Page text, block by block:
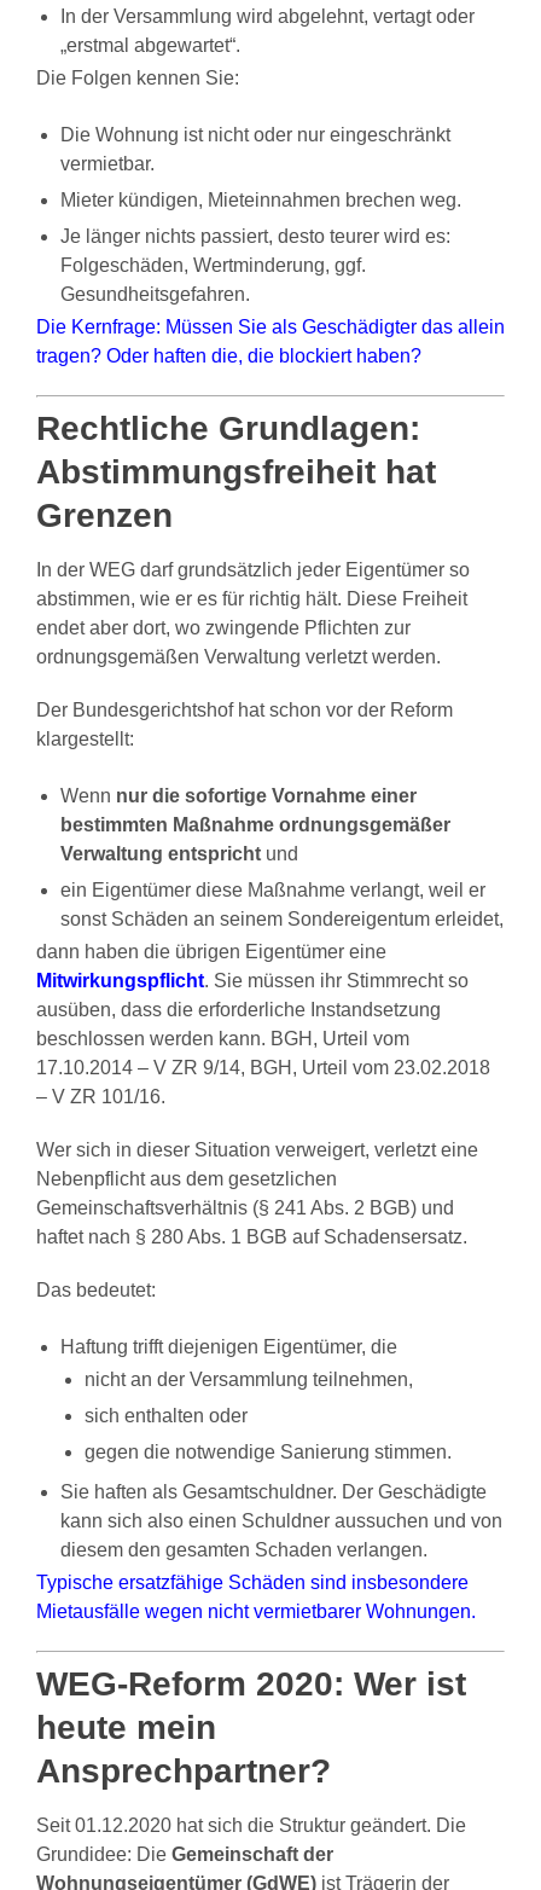
In der Versammlung wird abgelehnt, vertagt oder
„erstmal abgewartet“.
Die Folgen kennen Sie:
Die Wohnung ist nicht oder nur eingeschränkt
vermietbar.
Mieter kündigen, Mieteinnahmen brechen weg.
Je länger nichts passiert, desto teurer wird es:
Folgeschäden, Wertminderung, ggf.
Gesundheitsgefahren.
Die Kernfrage: Müssen Sie als Geschädigter das allein
tragen? Oder haften die, die blockiert haben?
Rechtliche Grundlagen:
Abstimmungsfreiheit hat
Grenzen
In der WEG darf grundsätzlich jeder Eigentümer so
abstimmen, wie er es für richtig hält. Diese Freiheit
endet aber dort, wo zwingende Pflichten zur
ordnungsgemäßen Verwaltung verletzt werden.
Der Bundesgerichtshof hat schon vor der Reform
klargestellt:
Wenn nur die sofortige Vornahme einer
bestimmten Maßnahme ordnungsgemäßer
Verwaltung entspricht und
ein Eigentümer diese Maßnahme verlangt, weil er
sonst Schäden an seinem Sondereigentum erleidet,
dann haben die übrigen Eigentümer eine
Mitwirkungspflicht. Sie müssen ihr Stimmrecht so
ausüben, dass die erforderliche Instandsetzung
beschlossen werden kann. BGH, Urteil vom
17.10.2014 – V ZR 9/14, BGH, Urteil vom 23.02.2018
– V ZR 101/16.
Wer sich in dieser Situation verweigert, verletzt eine
Nebenpflicht aus dem gesetzlichen
Gemeinschaftsverhältnis (§ 241 Abs. 2 BGB) und
haftet nach § 280 Abs. 1 BGB auf Schadensersatz.
Das bedeutet:
Haftung trifft diejenigen Eigentümer, die
nicht an der Versammlung teilnehmen,
sich enthalten oder
gegen die notwendige Sanierung stimmen.
Sie haften als Gesamtschuldner. Der Geschädigte
kann sich also einen Schuldner aussuchen und von
diesem den gesamten Schaden verlangen.
Typische ersatzfähige Schäden sind insbesondere
Mietausfälle wegen nicht vermietbarer Wohnungen.
WEG-Reform 2020: Wer ist
heute mein
Ansprechpartner?
Seit 01.12.2020 hat sich die Struktur geändert. Die
Grundidee: Die Gemeinschaft der
Wohnungseigentümer (GdWE) ist Trägerin der